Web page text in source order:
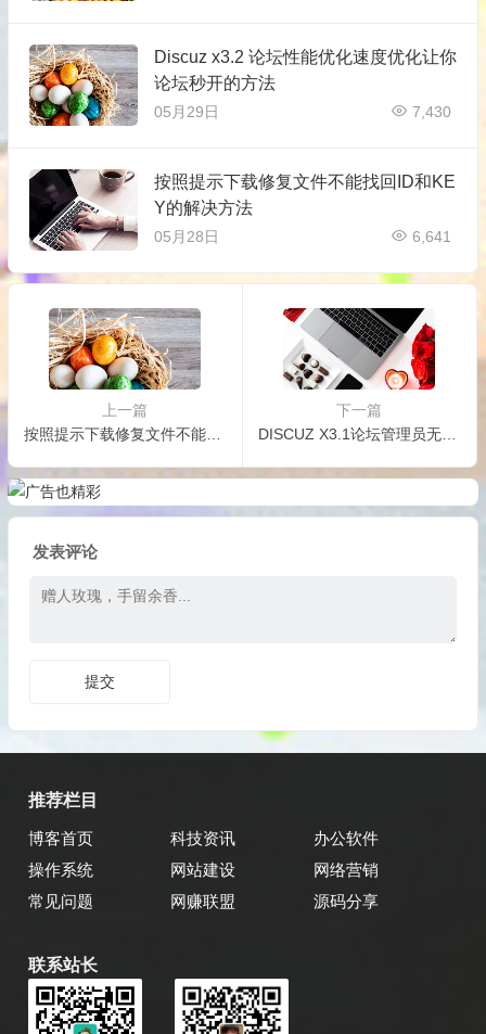
Discuz x3.2 论坛性能优化速度优化让你
论坛秒开的方法
05月29日 7,430
按照提示下载修复文件不能找回ID和KE
Y的解决方法
05月28日 6,641
上一篇
按照提示下载修复文件不能找回ID和KEY的解决方法
下一篇
DISCUZ X3.1论坛管理员无法登录后台的各种解决方法总结
发表评论
推荐栏目
博客首页 科技资讯
办公软件
操作系统
网站建设
网络营销
常见问题
网赚联盟 源码分享
联系站长